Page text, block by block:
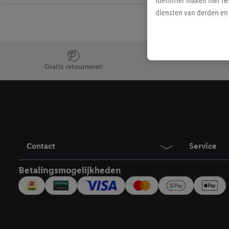
Jouw voordelen bij ons als Lidl webshop klant
Gratis retourneren
Contact Service
Betalingsmogelijkheden
diensten van derden
Als je hiervoor
eerder interesse hebt
maar het niet te
mailadres en met
Onder "Aanpassen"
Door te klikken op
technieken worden
inclusief over de
trekken, vind je in onze
over de cookies die